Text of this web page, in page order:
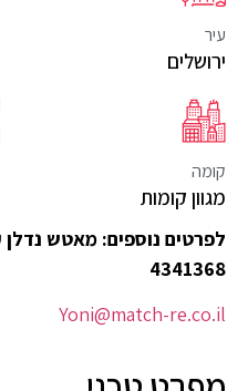
עיר
ירושלים
קומה
מגוון קומות
לפרטים נוספים:
4341368
Yoni@match-re.co.il